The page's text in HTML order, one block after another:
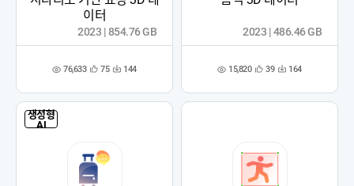
이터
조 76,633 관
록
75 다 144
2023 | 854.76 GB
조 15,820 관
록
39 다 164
2023 | 486.46 GB
생성형
AI